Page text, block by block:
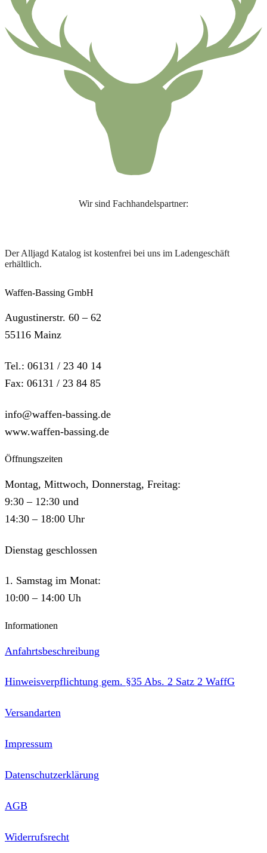
Wir sind Fachhandelspartner:
Der Alljagd Katalog ist kostenfrei bei uns im Ladengeschäft
erhältlich.
Waffen-Bassing GmbH
Augustinerstr. 60 – 62
55116 Mainz
Tel.: 06131 / 23 40 14
Fax: 06131 / 23 84 85
info@waffen-bassing.de
www.waffen-bassing.de
Öffnungszeiten
Montag, Mittwoch, Donnerstag, Freitag:
9:30 – 12:30 und
14:30 – 18:00 Uhr
Dienstag geschlossen
1. Samstag im Monat:
10:00 – 14:00 Uh
Informationen
Anfahrtsbeschreibung
Hinweisverpflichtung gem. §35 Abs. 2 Satz 2 WaffG
Versandarten
Impressum
Datenschutzerklärung
AGB
Widerrufsrecht